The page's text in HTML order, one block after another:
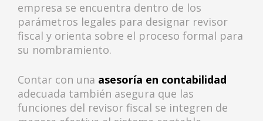
empresa se encuentra dentro de los
parámetros legales para designar revisor
fiscal y orienta sobre el proceso formal para
su nombramiento.
Contar con una asesoría en contabilidad
adecuada también asegura que las
funciones del revisor fiscal se integren de